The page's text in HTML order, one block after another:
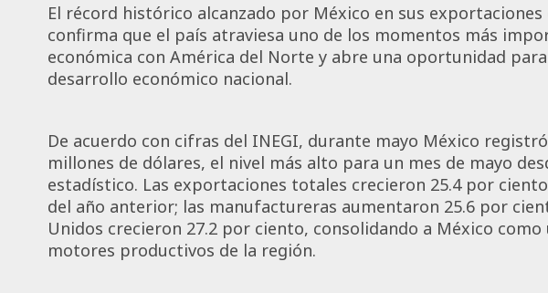
El récord histórico alcanzado por México en sus
confirma que el país atraviesa uno de los momentos más
económica con América del Norte y abre una oportunidad
desarrollo económico nacional.
De acuerdo con cifras del INEGI, durante mayo México
millones de dólares, el nivel más alto para un mes de mayo
estadístico. Las exportaciones totales crecieron 25.4 por
del año anterior; las manufactureras aumentaron 25.6 por
Unidos crecieron 27.2 por ciento, consolidando a México
motores productivos de la región.